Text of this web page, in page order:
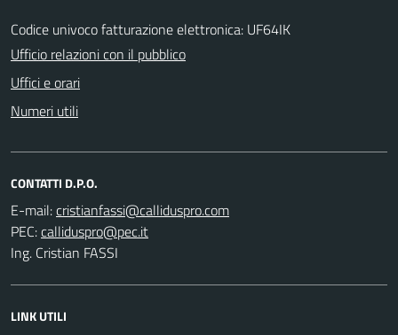
Codice univoco fatturazione elettronica: UF64IK
Ufficio relazioni con il pubblico
Uffici e orari
Numeri utili
CONTATTI D.P.O.
E-mail:
PEC:
Ing. Cristian FASSI
LINK UTILI